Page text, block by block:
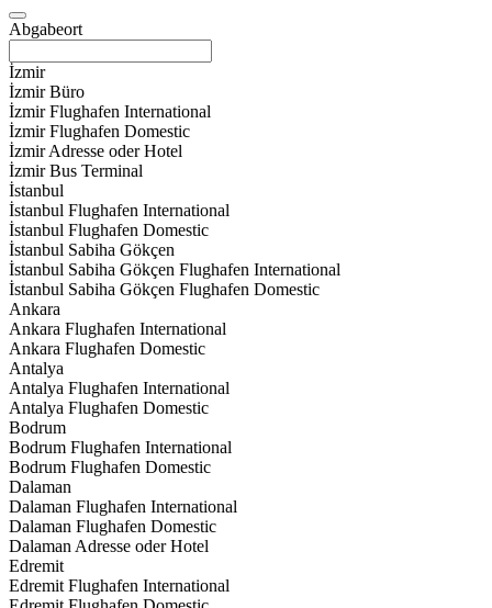
Abgabeort
İzmir
İzmir Büro
İzmir Flughafen International
İzmir Flughafen Domestic
İzmir Adresse oder Hotel
İzmir Bus Terminal
İstanbul
İstanbul Flughafen International
İstanbul Flughafen Domestic
İstanbul Sabiha Gökçen
İstanbul Sabiha Gökçen Flughafen International
İstanbul Sabiha Gökçen Flughafen Domestic
Ankara
Ankara Flughafen International
Ankara Flughafen Domestic
Antalya
Antalya Flughafen International
Antalya Flughafen Domestic
Bodrum
Bodrum Flughafen International
Bodrum Flughafen Domestic
Dalaman
Dalaman Flughafen International
Dalaman Flughafen Domestic
Dalaman Adresse oder Hotel
Edremit
Edremit Flughafen International